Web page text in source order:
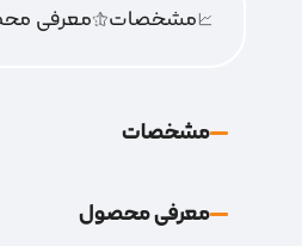
مشخصات معرفی
مشخصات
معرفی محصول